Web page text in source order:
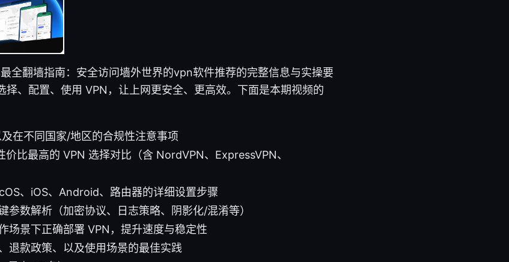
全翻墙指南：安全访问墙外世界的vpn软件推荐的完整信息与实操要
择、配置、使用 VPN，让上网更安全、更高效。下面是本期视频的
在不同国家/地区的合规性注意事项
比最高的 VPN 选择对比（含 NordVPN、ExpressVPN、
、iOS、Android、路由器的详细设置步骤
参数解析（加密协议、日志策略、阴影化/混淆等）
场景下正确部署 VPN，提升速度与稳定性
退款政策、以及使用场景的最佳实践